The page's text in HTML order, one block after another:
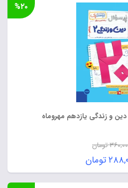
و زندگی یازدهم مهروماه
تومان
قیمت
اصلی:
۳۶۰,۰۰۰ تومان
تومان
قیمت
%۲۰